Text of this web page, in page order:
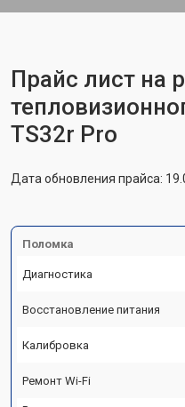
Прайс лист на
TS32r Pro
Дата обновления прайса:
Поломка
Диагностика
Восстановление питания
Калибровка
Ремонт Wi-Fi